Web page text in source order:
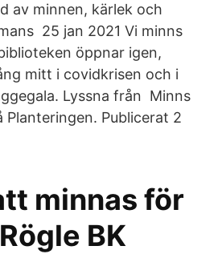
av minnen, kärlek och
25 jan 2021 Vi minns
öppnar igen,
mitt i covidkrisen och i
Lyssna från Minns
Planteringen. Publicerat 2
minnas för
BK